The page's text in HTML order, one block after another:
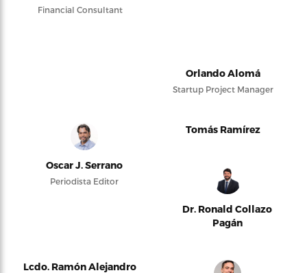
Financial Consultant
Orlando Alomá
Startup Project Manager
Oscar J. Serrano
Periodista Editor
Tomás Ramírez
Dr. Ronald Collazo
Pagán
Lcdo. Ramón Alejandro